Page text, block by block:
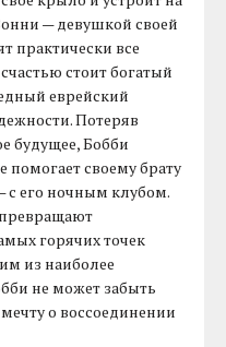
— девушкой своей
практически все
стоит богатый
еврейский
Потеряв
будущее, Бобби
своему брату
с его ночным клубом.
горячих точек
из наиболее
не может забыть
о воссоединении